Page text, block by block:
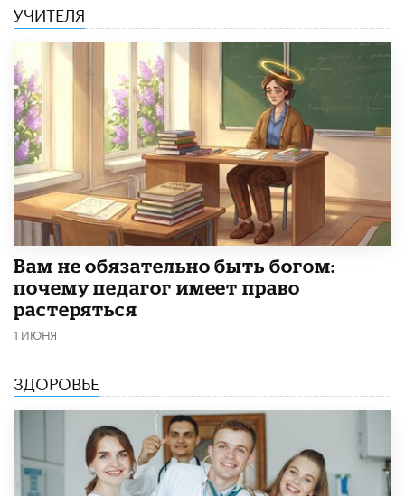
УЧИТЕЛЯ
​Вам не обязательно быть богом:
почему педагог имеет право
растеряться
1 ИЮНЯ
ЗДОРОВЬЕ